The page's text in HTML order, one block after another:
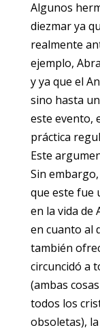
Algunos
diezmar ya
realmente
ejemplo,
y ya que el
sino hasta
este evento,
práctica
Este
Sin
que este fue
en la vida de
en cuanto al
también
circuncidó a
(ambas
todos los
obsoletas),